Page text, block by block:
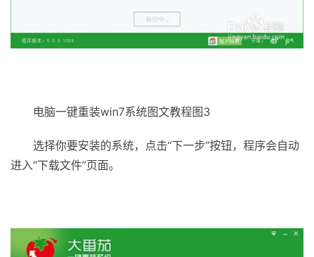
电脑一键重装win7系统图文教程图3
选择你要安装的系统，点击“下一步”按钮，程序会自动
进入“下载文件”页面。